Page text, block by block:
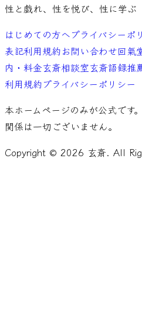
性と戯れ、性を悦び、性に学ぶ
はじめての方へプライバシーポ
表記利用規約お問い合わせ回氣
内・料金玄斎相談室玄斎語録推
利用規約プライバシーポリシー
本ホームページのみが公式です
関係は一切ございません。
Copyright © 2026 玄斎. All